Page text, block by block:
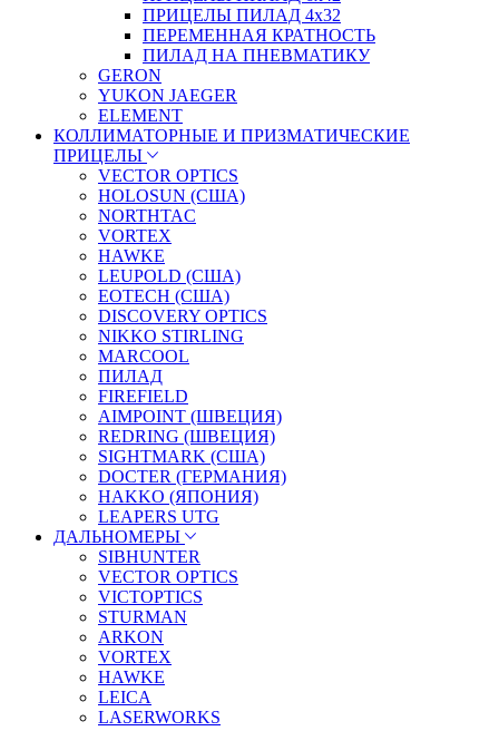
ПРИЦЕЛЫ ПИЛАД 4х32
ПЕРЕМЕННАЯ КРАТНОСТЬ
ПИЛАД НА ПНЕВМАТИКУ
GERON
YUKON JAEGER
ELEMENT
КОЛЛИМАТОРНЫЕ И ПРИЗМАТИЧЕСКИЕ
ПРИЦЕЛЫ
VECTOR OPTICS
HOLOSUN (США)
NORTHTAC
VORTEX
HAWKE
LEUPOLD (США)
EOTECH (США)
DISCOVERY OPTICS
NIKKO STIRLING
MARCOOL
ПИЛАД
FIREFIELD
AIMPOINT (ШВЕЦИЯ)
REDRING (ШВЕЦИЯ)
SIGHTMARK (США)
DOCTER (ГЕРМАНИЯ)
HAKKO (ЯПОНИЯ)
LEAPERS UTG
ДАЛЬНОМЕРЫ
SIBHUNTER
VECTOR OPTICS
VICTOPTICS
STURMAN
ARKON
VORTEX
HAWKE
LEICA
LASERWORKS